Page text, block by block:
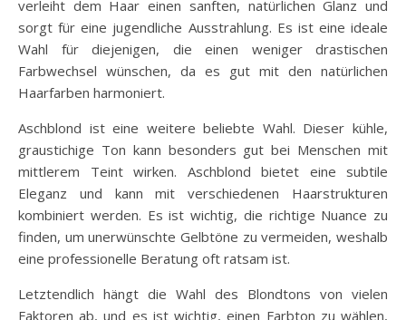
verleiht dem Haar einen sanften, natürlichen Glanz und
sorgt für eine jugendliche Ausstrahlung. Es ist eine ideale
Wahl für diejenigen, die einen weniger drastischen
Farbwechsel wünschen, da es gut mit den natürlichen
Haarfarben harmoniert.
Aschblond ist eine weitere beliebte Wahl. Dieser kühle,
graustichige Ton kann besonders gut bei Menschen mit
mittlerem Teint wirken. Aschblond bietet eine subtile
Eleganz und kann mit verschiedenen Haarstrukturen
kombiniert werden. Es ist wichtig, die richtige Nuance zu
finden, um unerwünschte Gelbtöne zu vermeiden, weshalb
eine professionelle Beratung oft ratsam ist.
Letztendlich hängt die Wahl des Blondtons von vielen
Faktoren ab, und es ist wichtig, einen Farbton zu wählen,